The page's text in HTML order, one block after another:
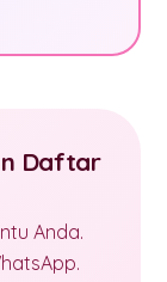
Daftar
Anda.